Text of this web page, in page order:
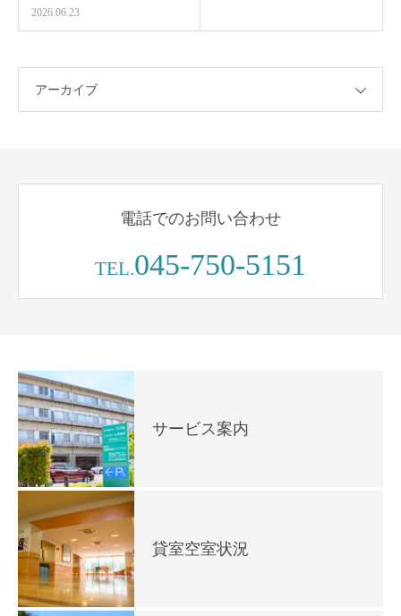
2026.06.23
アーカイブ
電話でのお問い合わせ
TEL.045-750-5151
サービス案内
貸室空室状況